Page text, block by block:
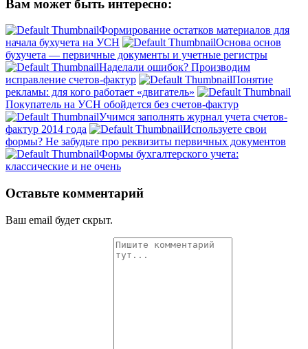
Вам может быть интересно:
Формирование остатков материалов для
начала бухучета на УСН
Основа основ
бухучета — первичные документы и учетные регистры
Наделали ошибок? Производим
исправление счетов-фактур
Понятие
рекламы: для кого работает «двигатель»
Покупатель на УСН обойдется без счетов-фактур
Учимся заполнять журнал учета счетов-
фактур 2014 года
Используете свои
формы? Не забудьте про реквизиты первичных документов
Формы бухгалтерского учета:
классические и не очень
Оставьте комментарий
Ваш email будет скрыт.